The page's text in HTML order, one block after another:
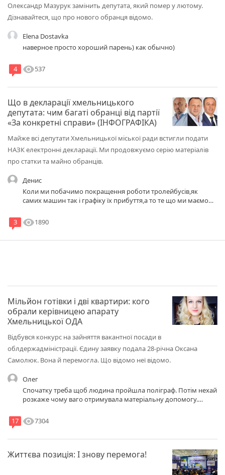
Олександр Мазурук замінить депутата, який помер у лютому.
Дізнавайтеся, що про нового обранця відомо.
Elena Dostavka
наверное просто хороший парень) как обычно)
4 visibility537
Що в декларації хмельницького
депутата: чим багаті обранці від партії
«За конкретні справи» (ІНФОГРАФІКА)
Майже всі депутати Хмельницької міської ради встигли подати
НАЗК електронні декларації. Ми продовжуємо серію матеріалів
про статки та майно обранців.
Денис
Коли ми побачимо покращення роботи тролейбусів,як
самих машин так і графіку їх прибуття,а то те що ми маємо
Семчишину у Хмельницькому з"явилися хоть декілька
нових машин. А те чим займаєтся керівнитство
3 visibility1890
Мільйон готівки і дві квартири: кого
обрали керівницею апарату
Хмельницької ОДА
Відбувся конкурс на зайняття вакантної посади в
облдержадміністрації. Єдину заявку подала 28-річна Оксана
Самолюк. Вона й перемогла. Що відомо неї відомо.
Олег
Спочатку треба щоб людина пройшла поліграф. Потім нехай
розкаже чому ваго отримувала матеріальну допомогу.
17 visibility7304
Життєва позиція: І знову перемога!